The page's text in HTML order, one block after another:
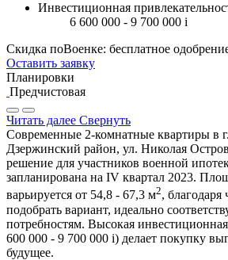
Инвестиционная
6 600 000 - 9 700 000 i
Скидка поВоенке: бесплатное
Оставить заявку
Планировки
Предчистовая
Читать далее Свернуть
Современные 2-комнатные квартиры в
Дзержинский район, ул. Николая
решение для участников военной
запланирована на IV квартал 2023.
варьируется от 54,8 - 67,3 м2,
подобрать вариант, идеально
потребностям. Высокая
600 000 - 9 700 000 i) делает покупку
будущее.